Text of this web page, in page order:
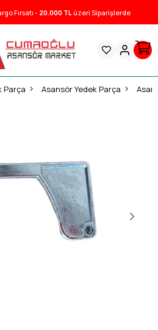
Fırsatı - 20.000 TLüzeri Siparişlerde
Parça Asansör Yedek Parça